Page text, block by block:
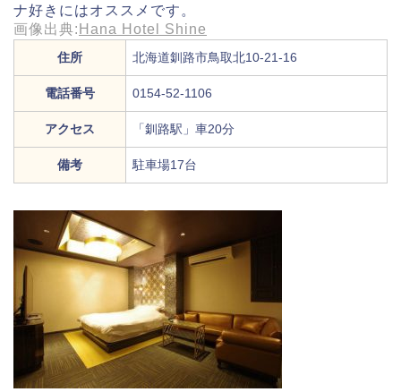
ナ好きにはオススメです。
画像出典: Hana Hotel Shine
住所 北海道釧路市鳥取北10-21-16
電話番号 0154-52-1106
アクセス 「釧路駅」車20分
備考 駐車場17台